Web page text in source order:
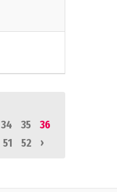
34 35
36
51 52 ›